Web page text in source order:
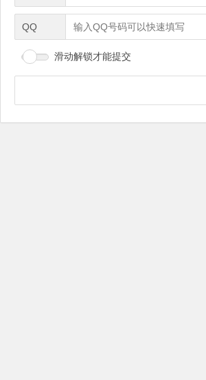
QQ
滑动解锁才能提交